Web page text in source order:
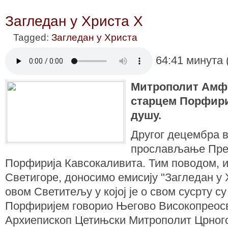
Загледан у Христа X
Tagged: Загледан у Христа
64:41
Митрополит
старцем
душу.
Другог децембра
прослављање
Порфирија Кавсокаливита. Тим поводом,
Светигоре, доносимо емисију "Загледан у
овом Светитељу у којој је о свом сусрту
Порфиријем говорио Његово
Архиепископ Цетињски Митрополит